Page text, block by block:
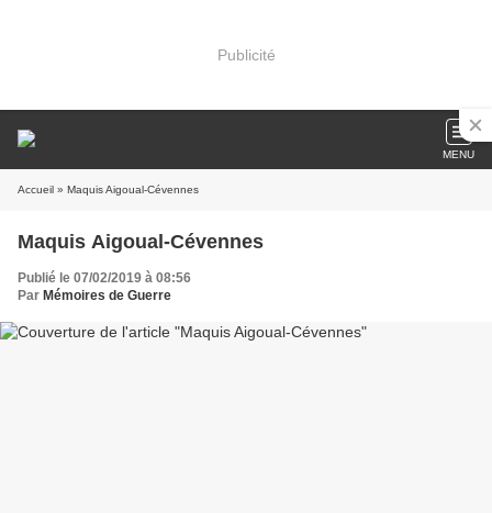
Publicité
MENU
Accueil » Maquis Aigoual-Cévennes
Maquis Aigoual-Cévennes
Publié le 07/02/2019 à 08:56
Par Mémoires de Guerre